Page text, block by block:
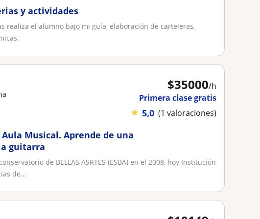
y actividades
realiza el alumno bajo mi guía, elaboración de carteleras,
$35000/h
Primera clase gratis
★ 5,0 (1 valoraciones)
Musical. Aprende de una
guitarra
de BELLAS ASRTES (ESBA) en el 2008, hoy Institución
de...